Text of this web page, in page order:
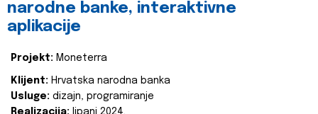
narodne banke, interaktivne
aplikacije
Projekt: Moneterra
Klijent: Hrvatska narodna banka
Usluge: dizajn, programiranje
Realizacija: lipanj 2024.